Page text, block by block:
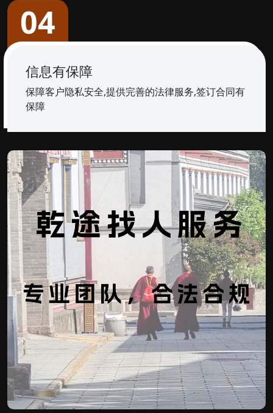
04
信息有保障
保障客户隐私安全,提供完善的法律服务,签订合同有
保障